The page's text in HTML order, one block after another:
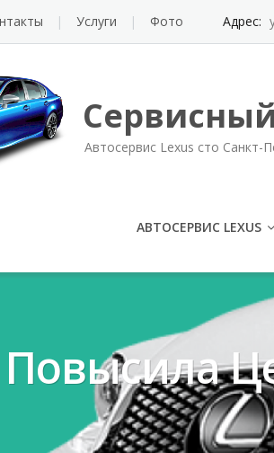
Услуги Фото Адрес:
Автосервис Lexus сто Санкт-
АВТОСЕРВИС LEXUS
Повысила